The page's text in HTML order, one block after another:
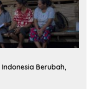
Berubah,